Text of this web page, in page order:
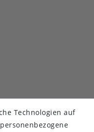
Technologien auf